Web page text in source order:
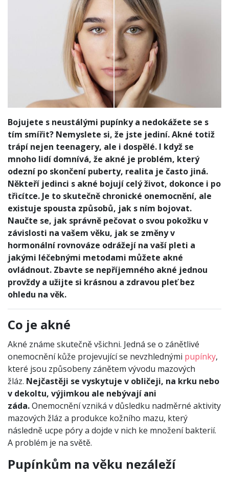
Bojujete s neustálými pupínky a nedokážete se s
tím smířit? Nemyslete si, že jste jediní. Akné totiž
trápí nejen teenagery, ale i dospělé. I když se
mnoho lidí domnívá, že akné je problém, který
odezní po skončení puberty, realita je často jiná.
Někteří jedinci s akné bojují celý život, dokonce i po
třicítce. Je to skutečně chronické onemocnění, ale
existuje spousta způsobů, jak s ním bojovat.
Naučte se, jak správně pečovat o svou pokožku v
závislosti na vašem věku, jak se změny v
hormonální rovnováze odrážejí na vaší pleti a
jakými léčebnými metodami můžete akné
ovládnout. Zbavte se nepříjemného akné jednou
provždy a užijte si krásnou a zdravou pleť bez
ohledu na věk.
Co je akné
Akné známe skutečně všichni. Jedná se o zánětlivé
onemocnění kůže projevující se nevzhlednými pupínky,
které jsou způsobeny zánětem vývodu mazových
žláz. Nejčastěji se vyskytuje v obličeji, na krku nebo
v dekoltu, výjimkou ale nebývají ani
záda.Onemocnění vzniká v důsledku nadměrné aktivity
mazových žláz a produkce kožního mazu, který
následně ucpe póry a dojde v nich ke množení bakterií.
A problém je na světě.
Pupínkům na věku nezáleží